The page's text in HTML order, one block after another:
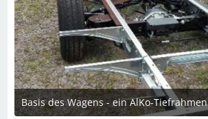
Basis des Wagens - ein AlKo-Tiefrahmen
4. März 2025 um 09:49